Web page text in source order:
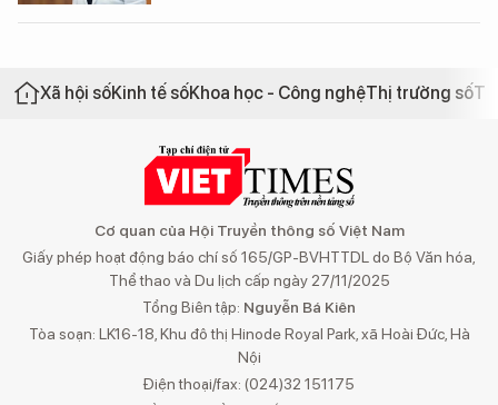
Xã hội sốKinh tế sốKhoa học - Công nghệThị trường số
Cơ quan của Hội Truyền thông số Việt Nam
Giấy phép hoạt động báo chí số 165/GP-BVHTTDL do Bộ Văn hóa,
Thể thao và Du lịch cấp ngày 27/11/2025
Tổng Biên tập: Nguyễn Bá Kiên
Tòa soạn: LK16-18, Khu đô thị Hinode Royal Park, xã Hoài Đức, Hà
Nội
Điện thoại/fax: (024)32 151175